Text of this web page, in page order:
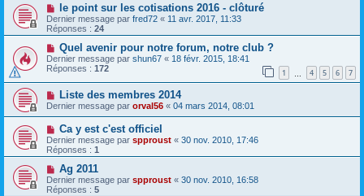
le point sur les cotisations 2016 - clôturé
Dernier message par fred72 « 11 avr. 2017, 11:33
Réponses : 24
Quel avenir pour notre forum, notre club ?
Dernier message par shun67 « 18 févr. 2015, 18:41
Réponses : 172 1 4 5 6 7
Liste des membres 2014
Dernier message par orval56 « 04 mars 2014, 08:01
Ca y est c'est officiel
Dernier message par spproust « 30 nov. 2010, 17:46
Réponses : 1
Ag 2011
Dernier message par spproust « 30 nov. 2010, 16:58
Réponses : 5